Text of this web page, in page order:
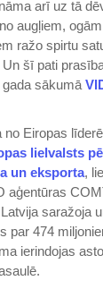
arī uz tā
augļiem,
ražo spirtu
šī pati
sākumā
no Eiropas
lielvalsts
un eksporta,
aģentūras
saražoja
par 474
ierindojas